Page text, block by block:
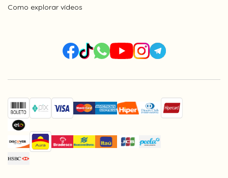
Como explorar vídeos